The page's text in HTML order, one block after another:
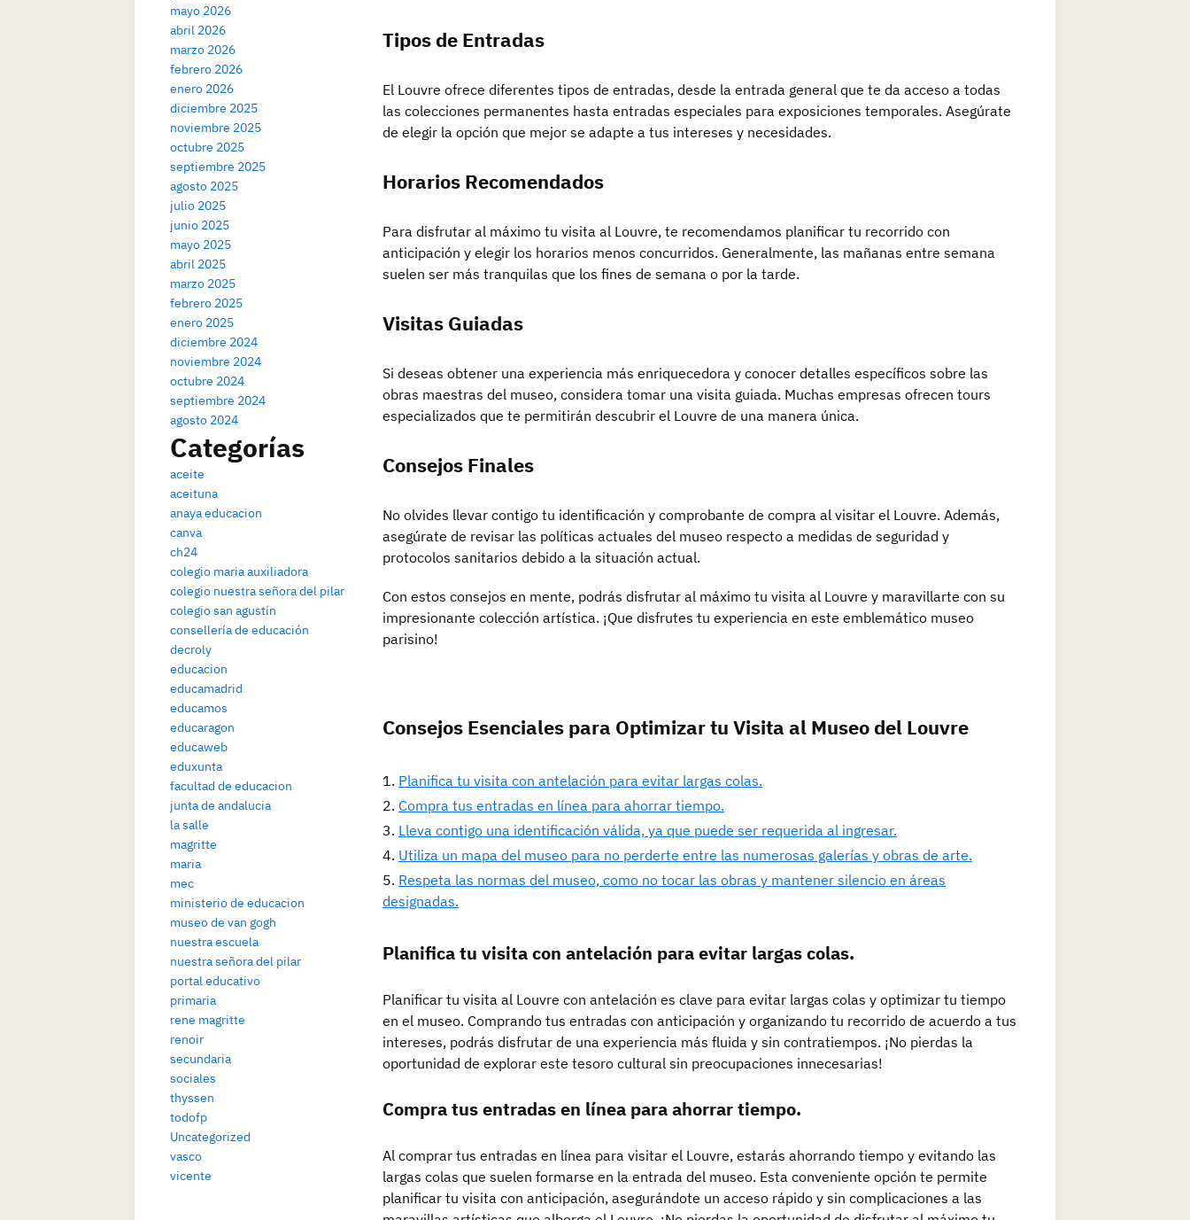
mayo 2026
abril 2026
marzo 2026
febrero 2026
enero 2026
diciembre 2025
noviembre 2025
octubre 2025
septiembre 2025
agosto 2025
julio 2025
junio 2025
mayo 2025
abril 2025
marzo 2025
febrero 2025
enero 2025
diciembre 2024
noviembre 2024
octubre 2024
septiembre 2024
agosto 2024
Categorías
aceite
aceituna
anaya educacion
canva
ch24
colegio maria auxiliadora
colegio nuestra señora del pilar
colegio san agustín
consellería de educación
decroly
educacion
educamadrid
educamos
educaragon
educaweb
eduxunta
facultad de educacion
junta de andalucia
la salle
magritte
maria
mec
ministerio de educacion
museo de van gogh
nuestra escuela
nuestra señora del pilar
portal educativo
primaria
rene magritte
renoir
secundaria
sociales
thyssen
todofp
Uncategorized
vasco
vicente
Tipos de Entradas
El Louvre ofrece diferentes tipos de entradas, desde la entrada general que te da acceso a todas
las colecciones permanentes hasta entradas especiales para exposiciones temporales. Asegúrate
de elegir la opción que mejor se adapte a tus intereses y necesidades.
Horarios Recomendados
Para disfrutar al máximo tu visita al Louvre, te recomendamos planificar tu recorrido con
anticipación y elegir los horarios menos concurridos. Generalmente, las mañanas entre semana
suelen ser más tranquilas que los fines de semana o por la tarde.
Visitas Guiadas
Si deseas obtener una experiencia más enriquecedora y conocer detalles específicos sobre las
obras maestras del museo, considera tomar una visita guiada. Muchas empresas ofrecen tours
especializados que te permitirán descubrir el Louvre de una manera única.
Consejos Finales
No olvides llevar contigo tu identificación y comprobante de compra al visitar el Louvre. Además,
asegúrate de revisar las políticas actuales del museo respecto a medidas de seguridad y
protocolos sanitarios debido a la situación actual.
Con estos consejos en mente, podrás disfrutar al máximo tu visita al Louvre y maravillarte con su
impresionante colección artística. ¡Que disfrutes tu experiencia en este emblemático museo
parisino!
Consejos Esenciales para Optimizar tu Visita al Museo del Louvre
Planifica tu visita con antelación para evitar largas colas.
Compra tus entradas en línea para ahorrar tiempo.
Lleva contigo una identificación válida, ya que puede ser requerida al ingresar.
Utiliza un mapa del museo para no perderte entre las numerosas galerías y obras de arte.
Respeta las normas del museo, como no tocar las obras y mantener silencio en áreas
designadas.
Planifica tu visita con antelación para evitar largas colas.
Planificar tu visita al Louvre con antelación es clave para evitar largas colas y optimizar tu tiempo
en el museo. Comprando tus entradas con anticipación y organizando tu recorrido de acuerdo a tus
intereses, podrás disfrutar de una experiencia más fluida y sin contratiempos. ¡No pierdas la
oportunidad de explorar este tesoro cultural sin preocupaciones innecesarias!
Compra tus entradas en línea para ahorrar tiempo.
Al comprar tus entradas en línea para visitar el Louvre, estarás ahorrando tiempo y evitando las
largas colas que suelen formarse en la entrada del museo. Esta conveniente opción te permite
planificar tu visita con anticipación, asegurándote un acceso rápido y sin complicaciones a las